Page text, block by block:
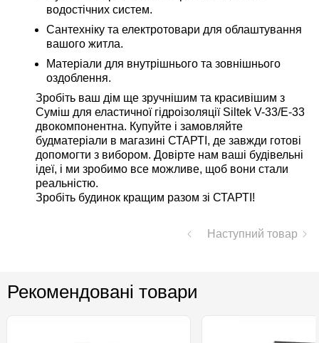
водостічних систем.
Сантехніку та електротовари для облаштування
вашого житла.
Матеріали для внутрішнього та зовнішнього
оздоблення.
Зробіть ваш дім ще зручнішим та красивішим з
Суміш для еластичної гідроізоляції Siltek V-33/E-33
двокомпонентна. Купуйте і замовляйте
будматеріали в магазині СТАРТІ, де завжди готові
допомогти з вибором. Довірте нам ваші будівельні
ідеї, і ми зробимо все можливе, щоб вони стали
реальністю.
Зробіть будинок кращим разом зі СТАРТІ!
Наступний товар
Рекомендовані товари